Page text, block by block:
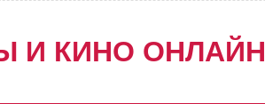
И КИНО ОНЛАЙН